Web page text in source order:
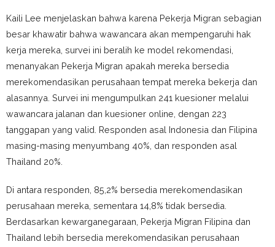
Kaili Lee menjelaskan bahwa karena Pekerja Migran sebagian
besar khawatir bahwa wawancara akan mempengaruhi hak
kerja mereka, survei ini beralih ke model rekomendasi,
menanyakan Pekerja Migran apakah mereka bersedia
merekomendasikan perusahaan tempat mereka bekerja dan
alasannya. Survei ini mengumpulkan 241 kuesioner melalui
wawancara jalanan dan kuesioner online, dengan 223
tanggapan yang valid. Responden asal Indonesia dan Filipina
masing-masing menyumbang 40%, dan responden asal
Thailand 20%.
Di antara responden, 85,2% bersedia merekomendasikan
perusahaan mereka, sementara 14,8% tidak bersedia.
Berdasarkan kewarganegaraan, Pekerja Migran Filipina dan
Thailand lebih bersedia merekomendasikan perusahaan